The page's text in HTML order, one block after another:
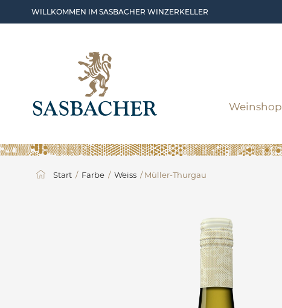
Skip to main content
WILLKOMMEN IM SASBACHER WINZERKELLER
Weinshop
Start / Farbe / Weiss / Müller-Thurgau